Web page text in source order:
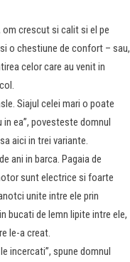
om crescut si calit si el pe
o chestiune de confort – sau,
celor care au venit in
Siajul celei mari o poate
ea”, povesteste domnul
aici in trei variante.
ani in barca. Pagaia de
sunt electrice si foarte
unite intre ele prin
bucati de lemn lipite intre ele,
le-a creat.
incercati”, spune domnul